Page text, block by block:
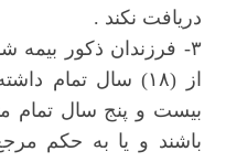
دریافت نکند .
۳- فرزندان ذکور
از (۱۸) سال تمام
بیست و پنج سال تمام
باشند و یا به حکم